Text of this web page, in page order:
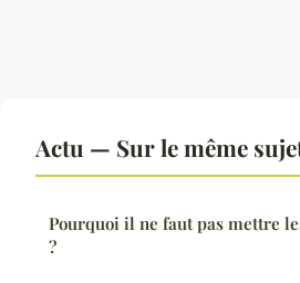
Actu — Sur le même
Pourquoi il ne faut pas mettre
?